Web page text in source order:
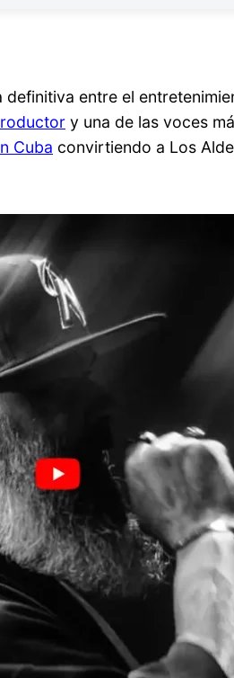
entre el
y una de las voces
Cuba convirtiendo a Los